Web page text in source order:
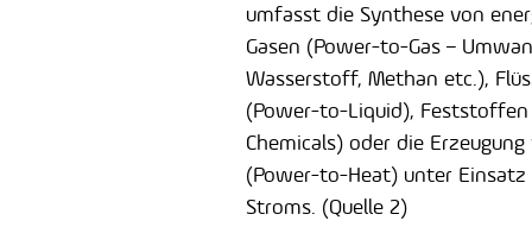
umfasst die Synthese von
Gasen (Power-to-Gas –
Wasserstoff, Methan etc.),
(Power-to-Liquid),
Chemicals) oder die
(Power-to-Heat) unter Einsatz
Stroms. (Quelle 2)